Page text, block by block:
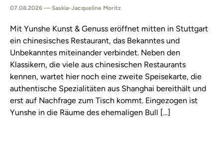
07.08.2026 — Saskia-Jacqueline Moritz
Mit Yunshe Kunst & Genuss eröffnet mitten in Stuttgart
ein chinesisches Restaurant, das Bekanntes und
Unbekanntes miteinander verbindet. Neben den
Klassikern, die viele aus chinesischen Restaurants
kennen, wartet hier noch eine zweite Speisekarte, die
authentische Spezialitäten aus Shanghai bereithält und
erst auf Nachfrage zum Tisch kommt. Eingezogen ist
Yunshe in die Räume des ehemaligen Bull […]